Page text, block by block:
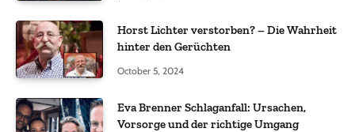
Horst Lichter verstorben? – Die Wahrheit
hinter den Gerüchten
October 5, 2024
Eva Brenner Schlaganfall: Ursachen,
Vorsorge und der richtige Umgang